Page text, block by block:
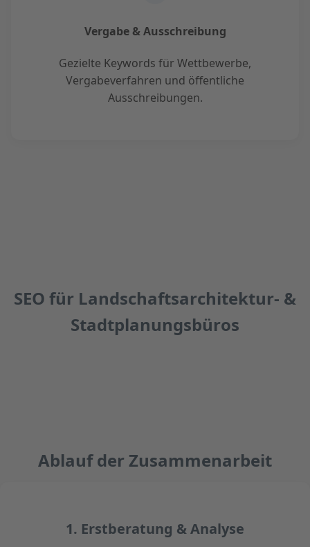
Vergabe & Ausschreibung
Gezielte Keywords für Wettbewerbe,
Vergabeverfahren und öffentliche
Ausschreibungen.
SEO für Landschaftsarchitektur- &
Stadtplanungsbüros
Ablauf der Zusammenarbeit
1. Erstberatung & Analyse